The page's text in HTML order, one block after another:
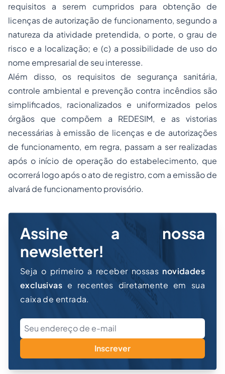
requisitos a serem cumpridos para obtenção de
licenças de autorização de funcionamento, segundo a
natureza da atividade pretendida, o porte, o grau de
risco e a localização; e (c) a possibilidade de uso do
nome empresarial de seu interesse.
Além disso, os requisitos de segurança sanitária,
controle ambiental e prevenção contra incêndios são
simplificados, racionalizados e uniformizados pelos
órgãos que compõem a REDESIM, e as vistorias
necessárias à emissão de licenças e de autorizações
de funcionamento, em regra, passam a ser realizadas
após o início de operação do estabelecimento, que
ocorrerá logo após o ato de registro, com a emissão de
alvará de funcionamento provisório.
Assine a nossa
newsletter!
Seja o primeiro a receber nossas novidades
exclusivas e recentes diretamente em sua
caixa de entrada.
Inscrever